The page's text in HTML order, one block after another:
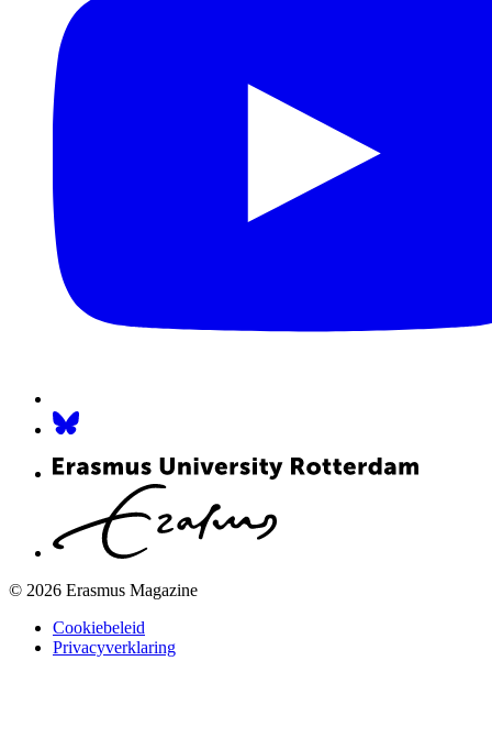
© 2026 Erasmus Magazine
Cookiebeleid
Privacyverklaring